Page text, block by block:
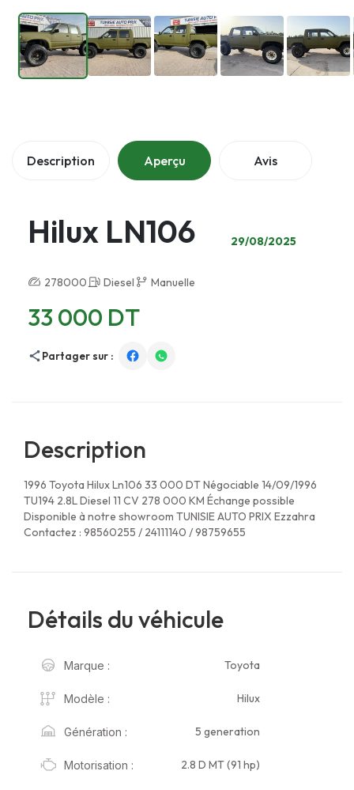
Description Aperçu Avis
Hilux LN106 29/08/2025
278000 Diesel Manuelle
33 000 DT
Partager sur :
Description
1996 Toyota Hilux Ln106 33 000 DT Négociable 14/09/1996
TU194 2.8L Diesel 11 CV 278 000 KM Échange possible
Disponible à notre showroom TUNISIE AUTO PRIX Ezzahra
Contactez : 98560255 / 24111140 / 98759655
Détails du véhicule
Marque : Toyota
Modèle : Hilux
Génération : 5 generation
Motorisation : 2.8 D MT (91 hp)